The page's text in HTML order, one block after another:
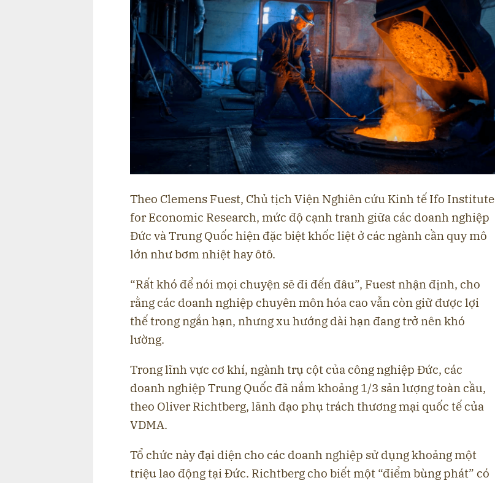
Theo Clemens Fuest, Chủ tịch Viện Nghiên cứu Kinh tế Ifo Institute
for Economic Research, mức độ cạnh tranh giữa các doanh nghiệp
Đức và Trung Quốc hiện đặc biệt khốc liệt ở các ngành cần quy mô
lớn như bơm nhiệt hay ôtô.
“Rất khó để nói mọi chuyện sẽ đi đến đâu”, Fuest nhận định, cho
rằng các doanh nghiệp chuyên môn hóa cao vẫn còn giữ được lợi
thế trong ngắn hạn, nhưng xu hướng dài hạn đang trở nên khó
lường.
Trong lĩnh vực cơ khí, ngành trụ cột của công nghiệp Đức, các
doanh nghiệp Trung Quốc đã nắm khoảng 1/3 sản lượng toàn cầu,
theo Oliver Richtberg, lãnh đạo phụ trách thương mại quốc tế của
VDMA.
Tổ chức này đại diện cho các doanh nghiệp sử dụng khoảng một
triệu lao động tại Đức. Richtberg cho biết một “điểm bùng phát” có